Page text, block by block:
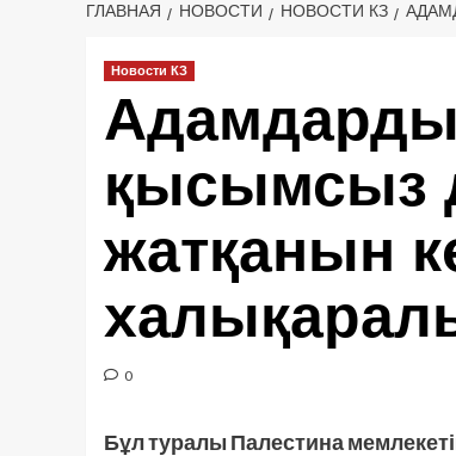
ГЛАВНАЯ НОВОСТИ НОВОСТИ КЗ
Новости КЗ
қысымсыз
жатқанын
0
Бұл туралы Палестина